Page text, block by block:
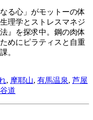
る心」がモットーの体
理学とストレスマネジ
』を探求中。鋼の肉体
めにピラティスと自重
。
, 摩耶山, 有馬温泉, 芦屋
道